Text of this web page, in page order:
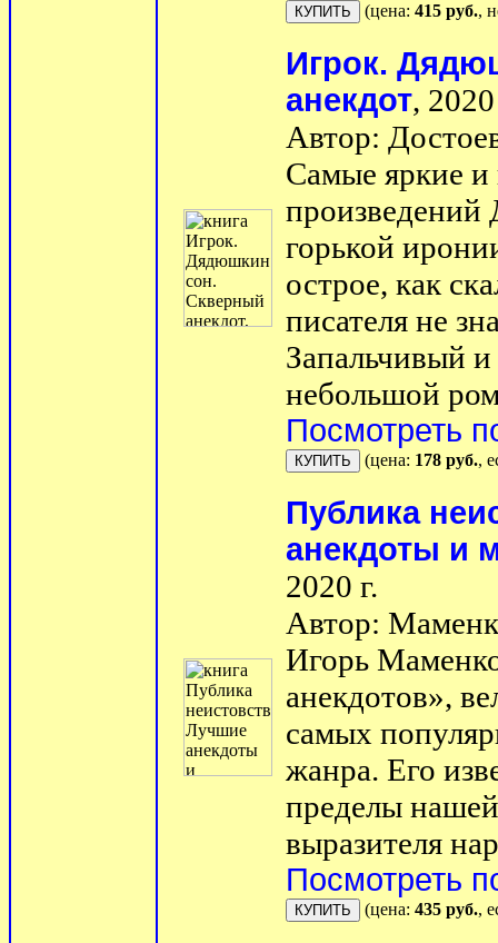
(цена: 415 руб.,
Игрок.
анекдот, 2020
Автор:
Самые яркие
произведений
горькой
острое, как
писателя не
Запальчивый
небольшой
Посмотреть
(цена: 178 руб.,
Публика
анекдоты и
2020 г.
Автор:
Игорь
анекдотов»,
самых
жанра. Его
пределы
выразителя
Посмотреть
(цена: 435 руб.,